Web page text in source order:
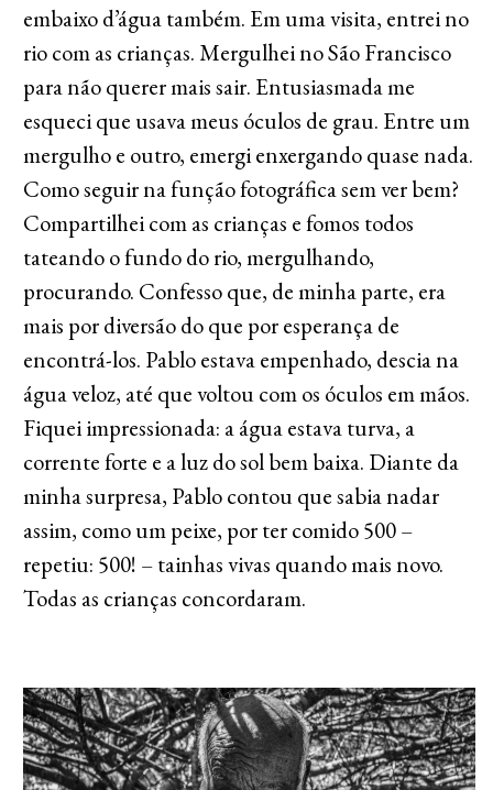
embaixo d’água também. Em uma visita, entrei no
rio com as crianças. Mergulhei no São Francisco
para não querer mais sair. Entusiasmada me
esqueci que usava meus óculos de grau. Entre um
mergulho e outro, emergi enxergando quase nada.
Como seguir na função fotográfica sem ver bem?
Compartilhei com as crianças e fomos todos
tateando o fundo do rio, mergulhando,
procurando. Confesso que, de minha parte, era
mais por diversão do que por esperança de
encontrá-los. Pablo estava empenhado, descia na
água veloz, até que voltou com os óculos em mãos.
Fiquei impressionada: a água estava turva, a
corrente forte e a luz do sol bem baixa. Diante da
minha surpresa, Pablo contou que sabia nadar
assim, como um peixe, por ter comido 500 –
repetiu: 500! – tainhas vivas quando mais novo.
Todas as crianças concordaram.